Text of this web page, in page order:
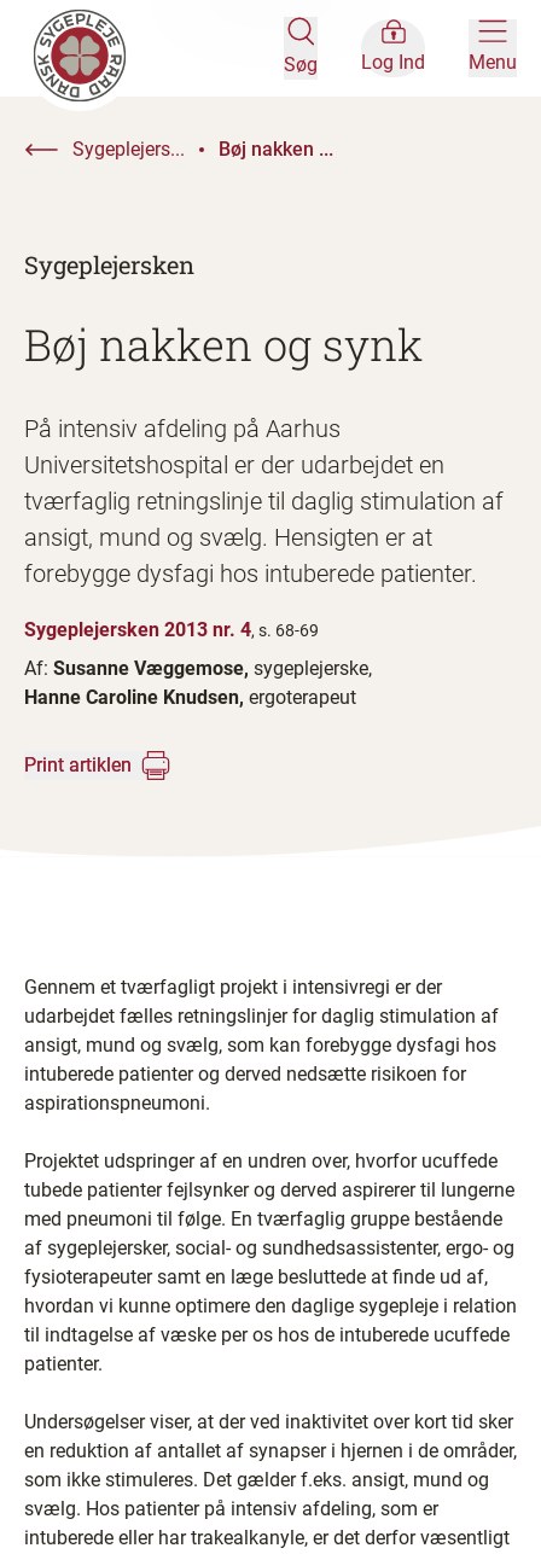
Søg Log Ind Menu
Sygeplejers... Bøj nakken ...
Sygeplejersken
Bøj nakken og synk
På intensiv afdeling på Aarhus
Universitetshospital er der udarbejdet en
tværfaglig retningslinje til daglig stimulation af
ansigt, mund og svælg. Hensigten er at
forebygge dysfagi hos intuberede patienter.
Sygeplejersken 2013 nr. 4, s. 68-69
Af: Susanne Væggemose, sygeplejerske,
Hanne Caroline Knudsen, ergoterapeut
Print artiklen
Gennem et tværfagligt projekt i intensivregi er der
udarbejdet fælles retningslinjer for daglig stimulation af
ansigt, mund og svælg, som kan forebygge dysfagi hos
intuberede patienter og derved nedsætte risikoen for
aspirationspneumoni.
Projektet udspringer af en undren over, hvorfor ucuffede
tubede patienter fejlsynker og derved aspirerer til lungerne
med pneumoni til følge. En tværfaglig gruppe bestående
af sygeplejersker, social- og sundhedsassistenter, ergo- og
fysioterapeuter samt en læge besluttede at finde ud af,
hvordan vi kunne optimere den daglige sygepleje i relation
til indtagelse af væske per os hos de intuberede ucuffede
patienter.
Undersøgelser viser, at der ved inaktivitet over kort tid sker
en reduktion af antallet af synapser i hjernen i de områder,
som ikke stimuleres. Det gælder f.eks. ansigt, mund og
svælg. Hos patienter på intensiv afdeling, som er
intuberede eller har trakealkanyle, er det derfor væsentligt